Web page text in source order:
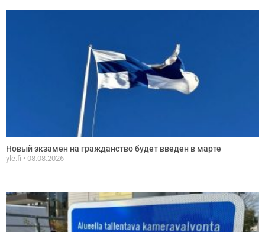
Новый экзамен на гражданство будет введен в марте
yle.fi 08.08.2026